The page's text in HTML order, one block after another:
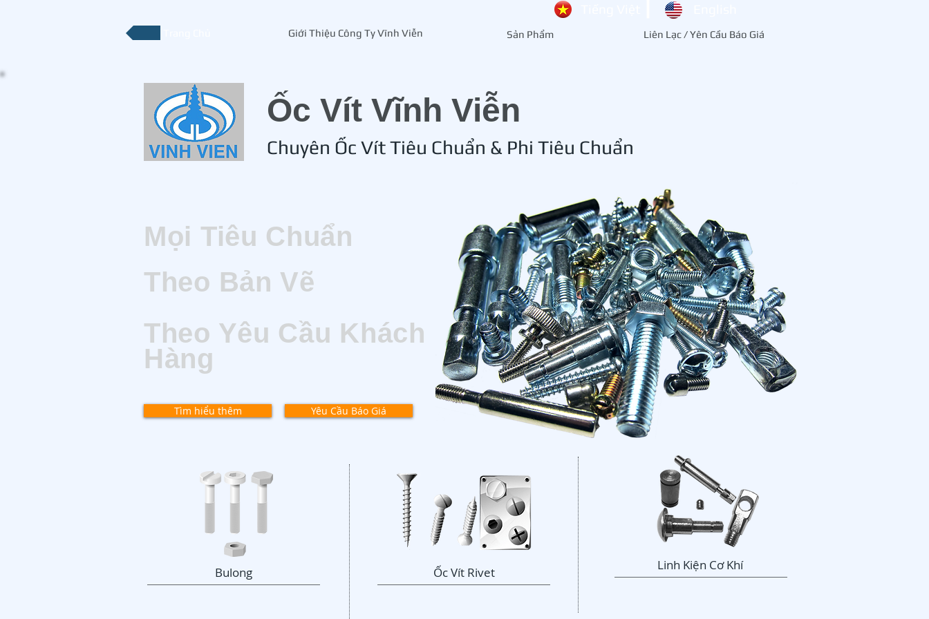
Giới Thiệu Công Ty Vĩnh Viễn Sản Phẩm Liên Lạc / Yên Cầu Báo Giá
​Ốc Vít Vĩnh Viễn
Chuyên Ốc Vít Tiêu Chuẩn & Phi Tiêu Chuẩn
Bulong Ốc ​Vít Rivet ​Linh Kiện Cơ Khí
Tìm hiểu thêm
Mọi Tiêu Chuẩn
Theo Bản Vẽ
Theo Yêu Cầu Khách
Hàng
Yêu Cầu Báo Giá